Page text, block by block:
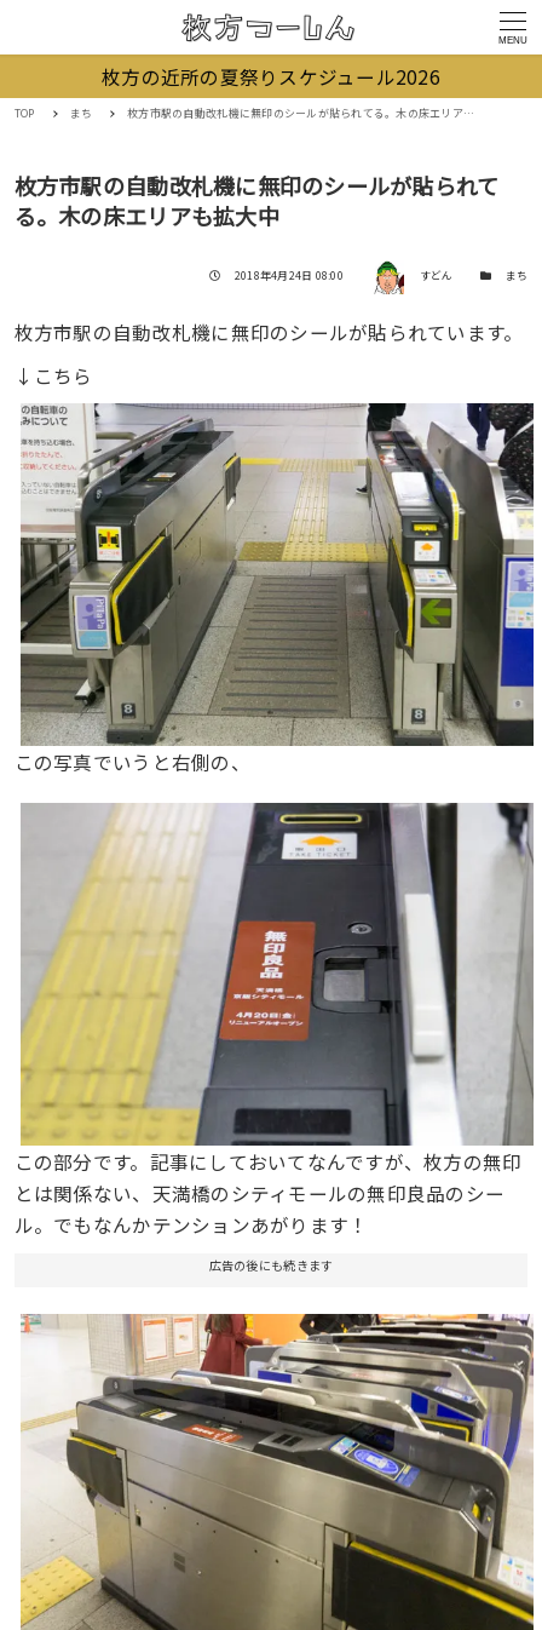
MENU
枚方の近所の夏祭りスケジュール2026
TOP まち 枚方市駅の自動改札機に無印のシールが貼られてる。木の床エリアも拡大中
枚方市駅の自動改札機に無印のシールが貼られて
る。木の床エリアも拡大中
投稿日
2018年4月24日 08:00 著者 すどん カテゴリー
まち
枚方市駅の自動改札機に無印のシールが貼られています。
↓こちら
この写真でいうと右側の、
この部分です。記事にしておいてなんですが、枚方の無印
とは関係ない、天満橋のシティモールの無印良品のシー
ル。でもなんかテンションあがります！
広告の後にも続きます